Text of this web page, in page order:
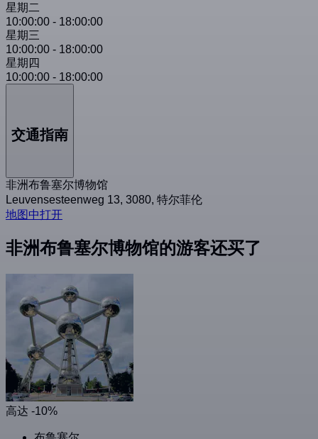
星期二
10:00:00 - 18:00:00
星期三
10:00:00 - 18:00:00
星期四
10:00:00 - 18:00:00
交通指南
非洲布鲁塞尔博物馆
Leuvensesteenweg 13, 3080, 特尔菲伦
地图中打开
非洲布鲁塞尔博物馆的游客还买了
高达 -10%